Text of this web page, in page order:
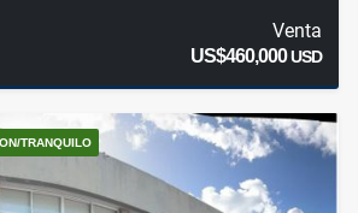
Venta
US$460,000USD
TRANQUILO